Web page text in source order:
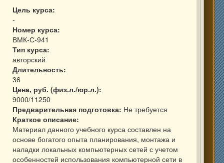
Цель курса:
-
Номер курса:
ВМК-С-941
Тип курса:
авторский
Длительность:
36
Цена, руб. (физ.л./юр.л.):
9000/11250
Предварительная подготовка: Не требуется
Краткое описание:
Материал данного учебного курса составлен на
основе богатого опыта планирования, монтажа и
наладки локальных компьютерных сетей с учетом
особенностей использования компьютерной сети в